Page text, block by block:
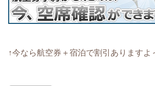
↑今なら航空券＋宿泊で割引ありますよ